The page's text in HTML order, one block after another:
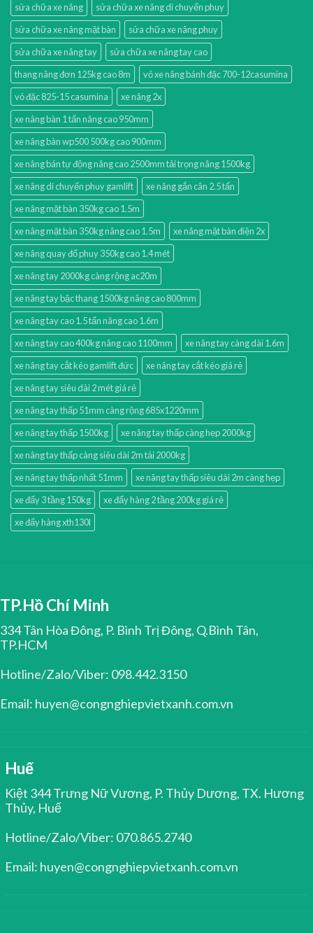
sửa chữa xe nâng
sửa chữa xe nâng di chuyển phuy
sửa chữa xe nâng mặt bàn
sửa chữa xe nâng phuy
sửa chữa xe nâng tay
sửa chữa xe nâng tay cao
thang nâng đơn 125kg cao 8m
vỏ xe nâng bánh đặc 700-12casumina
vỏ đặc 825-15 casumina
xe nâng 2x
xe nâng bàn 1 tấn nâng cao 950mm
xe nâng bàn wp500 500kg cao 900mm
xe nâng bán tự động nâng cao 2500mm tải trọng nâng 1500kg
xe nâng di chuyển phuy gamlift
xe nâng gắn cân 2.5 tấn
xe nâng mặt bàn 350kg cao 1.5m
xe nâng mặt bàn 350kg nâng cao 1.5m
xe nâng mặt bàn điện 2x
xe nâng quay đổ phuy 350kg cao 1.4 mét
xe nâng tay 2000kg càng rộng ac20m
xe nâng tay bậc thang 1500kg nâng cao 800mm
xe nâng tay cao 1.5 tấn nâng cao 1.6m
xe nâng tay cao 400kg nâng cao 1100mm
xe nâng tay càng dài 1.6m
xe nâng tay cắt kéo gamlift đức
xe nâng tay cắt kéo giá rẻ
xe nâng tay siêu dài 2 mét giá rẻ
xe nâng tay thấp 51mm càng rộng 685x1220mm
xe nâng tay thấp 1500kg
xe nâng tay thấp càng hẹp 2000kg
xe nâng tay thấp càng siêu dài 2m tải 2000kg
xe nâng tay thấp nhất 51mm
xe nâng tay thấp siêu dài 2m càng hẹp
xe đẩy 3 tầng 150kg
xe đẩy hàng 2 tầng 200kg giá rẻ
xe đẩy hàng xth130l
TP.Hồ Chí Minh
334 Tân Hòa Đông, P. Bình Trị Đông, Q.Bình Tân,
TP.HCM
Hotline/Zalo/Viber: 098.442.3150
Email: huyen@congnghiepvietxanh.com.vn
Huế
Kiệt 344 Trưng Nữ Vương, P. Thủy Dương, TX. Hương
Thủy, Huế
Hotline/Zalo/Viber: 070.865.2740
Email: huyen@congnghiepvietxanh.com.vn